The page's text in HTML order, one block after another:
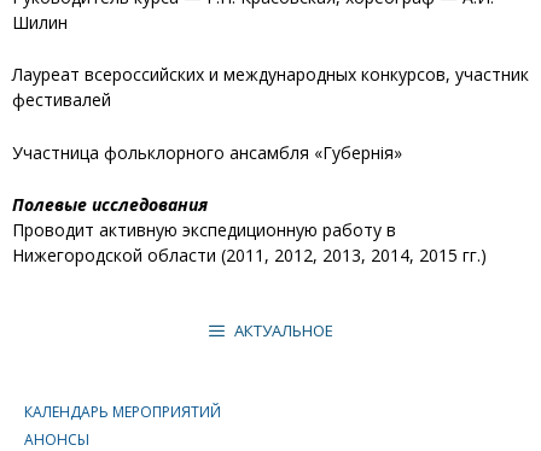
Шилин
Лауреат всероссийских и международных конкурсов, участник
фестивалей
Участница фольклорного ансамбля «Губернiя»
Полевые исследования
Проводит активную экспедиционную работу в
Нижегородской области (2011, 2012, 2013, 2014, 2015 гг.)
АКТУАЛЬНОЕ
КАЛЕНДАРЬ МЕРОПРИЯТИЙ
АНОНСЫ